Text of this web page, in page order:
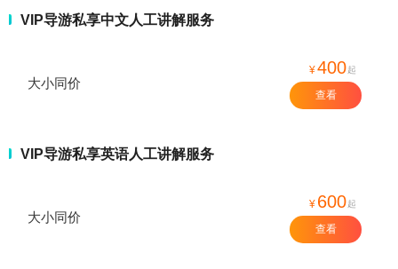
VIP导游私享中文人工讲解服务
大小同价
¥400起
查看
VIP导游私享英语人工讲解服务
大小同价
¥ 600起
查看